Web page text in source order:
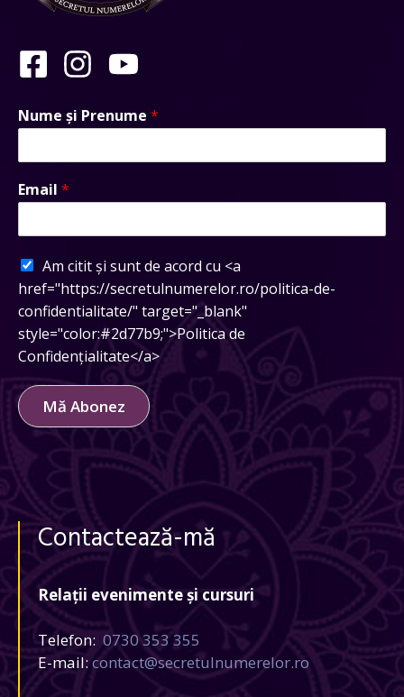
Nume și Prenume *
Email *
Am citit și sunt de acord cu <a
href="https://secretulnumerelor.ro/politica-de-
confidentialitate/" target="_blank"
style="color:#2d77b9;">Politica de
Confidențialitate</a>
Mă Abonez
Contactează-mă
Relații evenimente și cursuri
Telefon: 0730 353 355
E-mail:contact@secretulnumerelor.ro